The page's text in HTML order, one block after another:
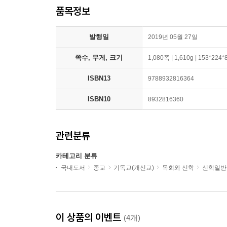
품목정보
발행일 2019년 05월 27일
쪽수, 무게, 크기 1,080쪽 | 1,610g |
ISBN13 9788932816364
ISBN10 8932816360
관련분류
카테고리 분류
국내도서 종교 기독교(개신교) 목회와 신학 신학일반
이 상품의 이벤트 (4개)